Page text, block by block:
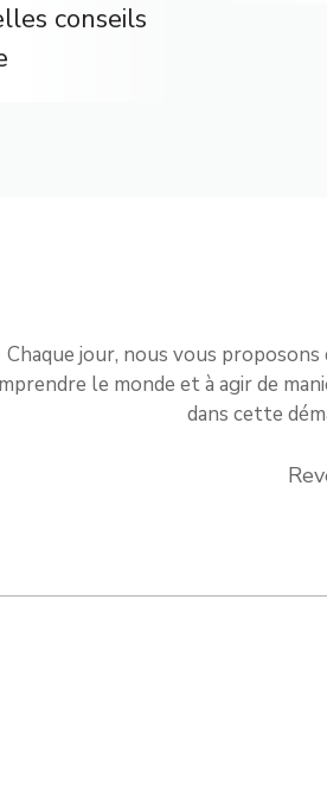
conseils
Chaque jour, nous vous
le monde et à agir de
dans cette